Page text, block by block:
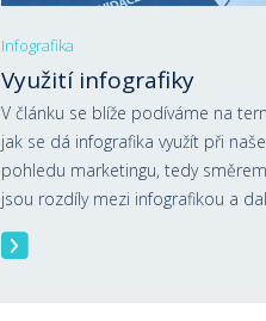
Infografika
Využití infografiky
V článku se blíže podíváme na
jak se dá infografika využít při
pohledu marketingu, tedy
jsou rozdíly mezi infografikou a